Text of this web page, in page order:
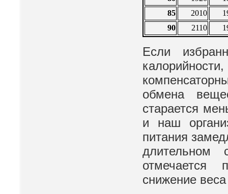
85
2010
90
2110
Если
обмена
старается
и наш
питания
длительном
отмечается
снижение